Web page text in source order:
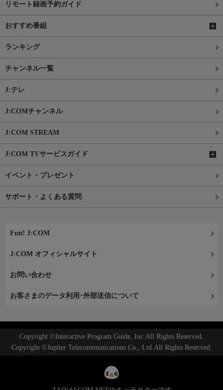
リモート録画予約ガイド
おすすめ番組
ランキング
チャンネル一覧
J:テレ
J:COMチャンネル
J:COM STREAM
J:COM TVサービスガイド
イベント・プレゼント
サポート・よくある質問
Fun! J:COM
J:COM オフィシャルサイト
お問い合わせ
お客さまのデータ利用･外部送信について
Copyright ©Interactive Program Guide, Inc.All Rights Reserved.
Copyright ©Jupiter Telecommunications Co., Ltd.All Rights Reserved.